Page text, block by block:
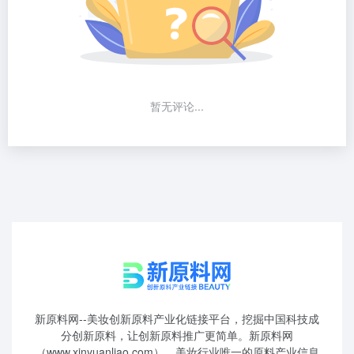
暂无评论...
新原料网--美妆创新原料产业化链接平台，挖掘中国科技成
分创新原料，让创新原料推广更简单。新原料网